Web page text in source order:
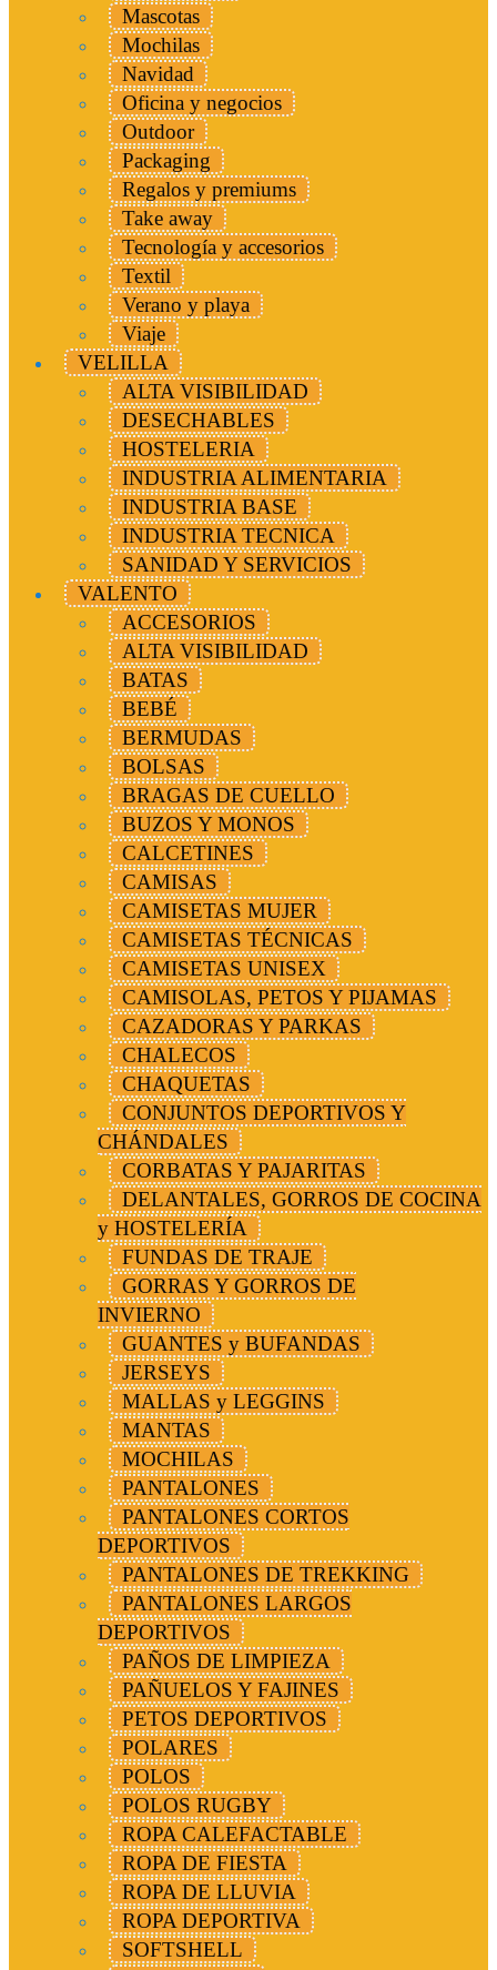
Mascotas
Mochilas
Navidad
Oficina y negocios
Outdoor
Packaging
Regalos y premiums
Take away
Tecnología y accesorios
Textil
Verano y playa
Viaje
VELILLA
ALTA VISIBILIDAD
DESECHABLES
HOSTELERIA
INDUSTRIA ALIMENTARIA
INDUSTRIA BASE
INDUSTRIA TECNICA
SANIDAD Y SERVICIOS
VALENTO
ACCESORIOS
ALTA VISIBILIDAD
BATAS
BEBÉ
BERMUDAS
BOLSAS
BRAGAS DE CUELLO
BUZOS Y MONOS
CALCETINES
CAMISAS
CAMISETAS MUJER
CAMISETAS TÉCNICAS
CAMISETAS UNISEX
CAMISOLAS, PETOS Y PIJAMAS
CAZADORAS Y PARKAS
CHALECOS
CHAQUETAS
CONJUNTOS DEPORTIVOS Y
CHÁNDALES
CORBATAS Y PAJARITAS
DELANTALES, GORROS DE COCINA
y HOSTELERÍA
FUNDAS DE TRAJE
GORRAS Y GORROS DE
INVIERNO
GUANTES y BUFANDAS
JERSEYS
MALLAS y LEGGINS
MANTAS
MOCHILAS
PANTALONES
PANTALONES CORTOS
DEPORTIVOS
PANTALONES DE TREKKING
PANTALONES LARGOS
DEPORTIVOS
PAÑOS DE LIMPIEZA
PAÑUELOS Y FAJINES
PETOS DEPORTIVOS
POLARES
POLOS
POLOS RUGBY
ROPA CALEFACTABLE
ROPA DE FIESTA
ROPA DE LLUVIA
ROPA DEPORTIVA
SOFTSHELL